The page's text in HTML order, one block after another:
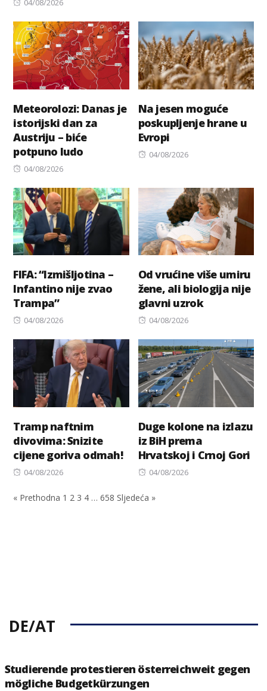
04/08/2026
Meteorolozi: Danas je
istorijski dan za
Austriju – biće
potpuno ludo
Posted
04/08/2026
Na jesen moguće
poskupljenje hrane u
Evropi
Posted
04/08/2026
FIFA: “Izmišljotina –
Infantino nije zvao
Trampa”
Posted
04/08/2026
Od vrućine više umiru
žene, ali biologija nije
glavni uzrok
Posted
04/08/2026
Tramp naftnim
divovima: Snizite
cijene goriva odmah!
Posted
04/08/2026
Duge kolone na izlazu
iz BiH prema
Hrvatskoj i Crnoj Gori
Posted
04/08/2026
« Prethodna 1 2 3 4 … 658 Sljedeća »
DE/AT
Studierende protestieren österreichweit gegen
mögliche Budgetkürzungen